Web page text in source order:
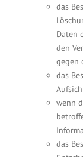
das
Daten
den
gegen
das
wenn
das